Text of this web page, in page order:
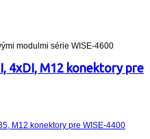
modulmi série WISE-4600
4xDI, M12 konektory pre